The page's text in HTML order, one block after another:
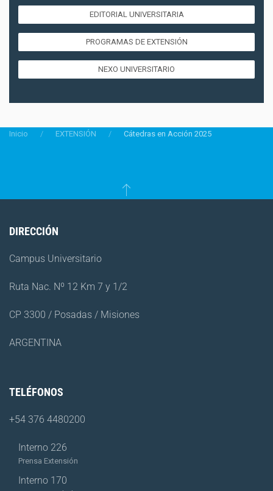
EDITORIAL UNIVERSITARIA
PROGRAMAS DE EXTENSIÓN
NEXO UNIVERSITARIO
Inicio EXTENSIÓN Cátedras en Acción 2025
DIRECCIÓN
Campus Universitario
Ruta Nac. Nº 12 Km 7 y 1/2
CP 3300 / Posadas / Misiones
ARGENTINA
TELÉFONOS
+54 376 4480200
Interno 226
Prensa Extensión
Interno 170